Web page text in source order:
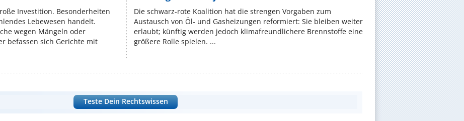
Investition. Besonderheiten
Lebewesen handelt.
wegen Mängeln oder
befassen sich Gerichte mit
Die schwarz-rote Koalition hat die strengen Vorgaben zum
Austausch von Öl‑ und Gasheizungen reformiert: Sie bleiben weiter
erlaubt; künftig werden jedoch klimafreundlichere Brennstoffe eine
größere Rolle spielen. ...
Teste Dein Rechtswissen